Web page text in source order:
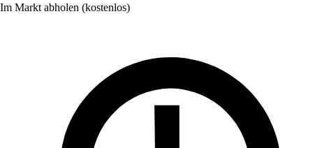
Im Markt abholen (kostenlos)